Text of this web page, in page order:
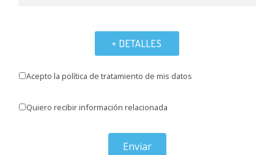
+ DETALLES
Acepto la política de tratamiento de mis datos
Quiero recibir información relacionada
Enviar